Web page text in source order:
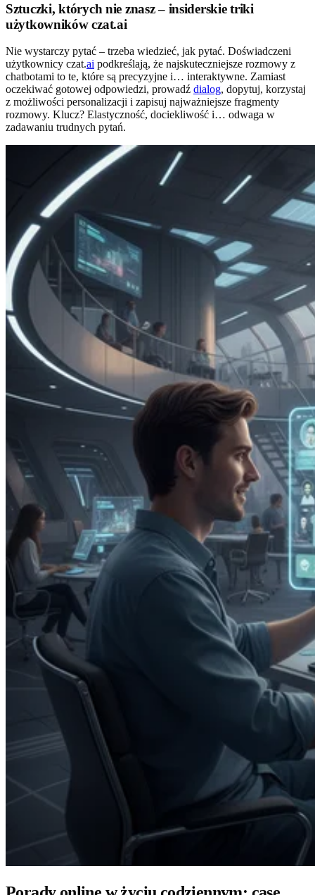
Sztuczki, których nie znasz – insiderskie triki
użytkowników czat.ai
Nie wystarczy pytać – trzeba wiedzieć, jak pytać. Doświadczeni
użytkownicy czat.ai podkreślają, że najskuteczniejsze rozmowy z
chatbotami to te, które są precyzyjne i… interaktywne. Zamiast
oczekiwać gotowej odpowiedzi, prowadź dialog, dopytuj, korzystaj
z możliwości personalizacji i zapisuj najważniejsze fragmenty
rozmowy. Klucz? Elastyczność, dociekliwość i… odwaga w
zadawaniu trudnych pytań.